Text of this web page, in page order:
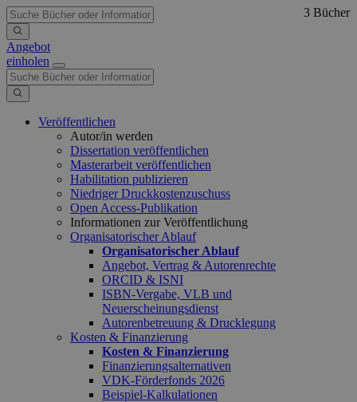
Angebot
einholen
Veröffentlichen
Autor/in werden
Dissertation veröffentlichen
Masterarbeit veröffentlichen
Habilitation publizieren
Niedriger Druckkostenzuschuss
Open Access-Publikation
Informationen zur Veröffentlichung
Organisatorischer Ablauf
Organisatorischer Ablauf
Angebot, Vertrag & Autorenrechte
ORCID & ISNI
ISBN-Vergabe, VLB und
Neuerscheinungsdienst
Autorenbetreuung & Drucklegung
Kosten & Finanzierung
Kosten & Finanzierung
Finanzierungsalternativen
VDK-Förderfonds 2026
Beispiel-Kalkulationen
3 Bücher